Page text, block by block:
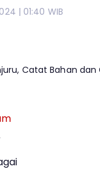
| 01:40 WIB